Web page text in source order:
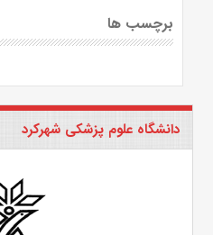
برچسب ها
دانشگاه علوم پزشکی شهرکرد